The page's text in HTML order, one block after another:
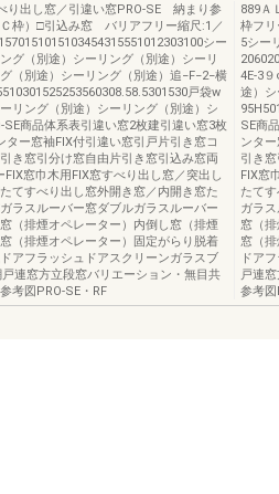
り出し窓／引違い窓PRO-SE 納まり参
枠）□引込み窓 バリアフリー縮尺:1／
シー
グ（別途）シーリング（別途）シーリ
（別途）シーリング（別途）追−F−2−横
戸袋w
リング（別途）シーリング（別途）シ
SE商品体系表引違い窓2枚建引違い窓3枚
ター窓袖FIX付引違い窓引戸片引き窓コ
き窓引分け窓自由片引き窓引込み窓両
FIX窓巾木用FIX窓すべり出し窓／突出し
てすべり出し窓外開き窓／内開き窓た
ラスルーバー窓ダブルガラスルーバー
（排煙オペレーター）内倒し窓（排煙
（排煙オペレーター）固定がらり脱着
アフラッシュドアスクリーンガラスブ
連窓方立段窓バリエーション・無目共
考図PRO-SE・RF
889Ａ
枠フ
5シー
4E-3
途）
SE商
ンタ
引き
FIX窓
たて
ガラ
窓（
窓（
ドア
戸連
参考図